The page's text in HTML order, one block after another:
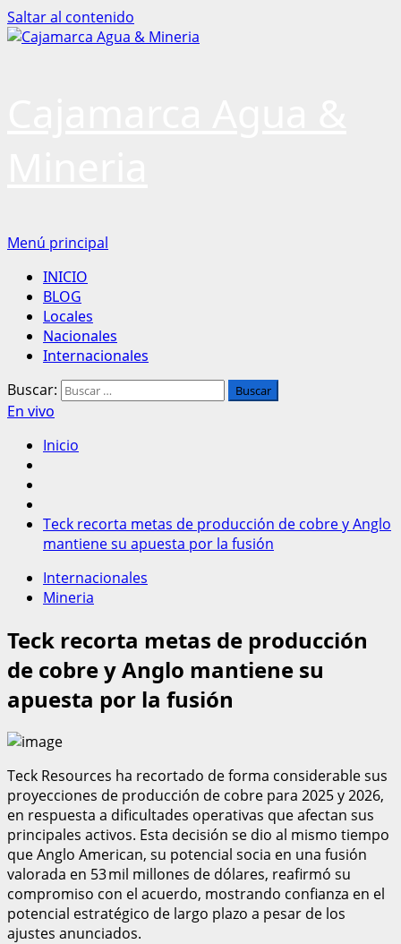
Saltar al contenido
Menú principal
INICIO
BLOG
Locales
Nacionales
Internacionales
Buscar:
En vivo
Inicio
Teck recorta metas de producción de cobre y Anglo
mantiene su apuesta por la fusión
Internacionales
Mineria
Teck recorta metas de producción
de cobre y Anglo mantiene su
apuesta por la fusión
Teck Resources ha recortado de forma considerable sus
proyecciones de producción de cobre para 2025 y 2026,
en respuesta a dificultades operativas que afectan sus
principales activos. Esta decisión se dio al mismo tiempo
que Anglo American, su potencial socia en una fusión
valorada en 53 mil millones de dólares, reafirmó su
compromiso con el acuerdo, mostrando confianza en el
potencial estratégico de largo plazo a pesar de los
ajustes anunciados.